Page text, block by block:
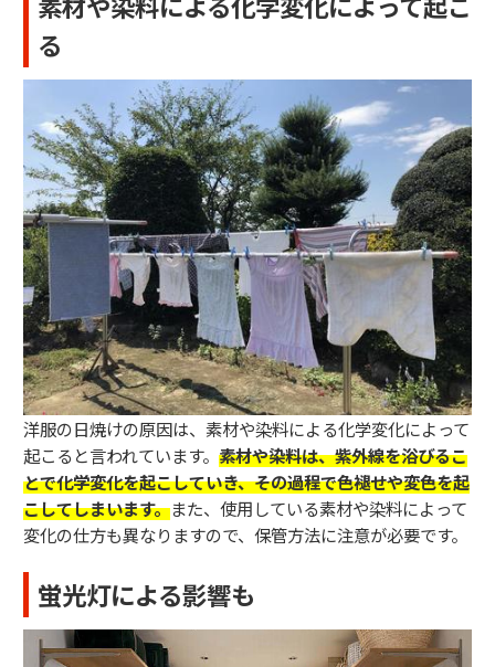
る
洋服の日焼けの原因は、素材や染料による化学変化によって
起こると言われています。 素材や染料は、紫外線を浴びるこ
とで化学変化を起こしていき、その過程で色褪せや変色を起
こしてしまいます。また、使用している素材や染料によって
変化の仕方も異なりますので、保管方法に注意が必要です。
蛍光灯による影響も